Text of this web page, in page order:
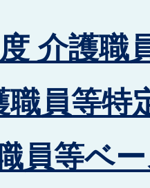
介護職
職員等特
員等ベ